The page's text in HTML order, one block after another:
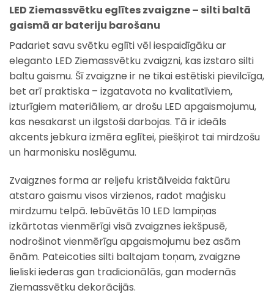
LED Ziemassvētku eglītes zvaigzne – silti baltā
gaismā ar bateriju barošanu
Padariet savu svētku eglīti vēl iespaidīgāku ar
eleganto LED Ziemassvētku zvaigzni, kas izstaro silti
baltu gaismu. Šī zvaigzne ir ne tikai estētiski pievilcīga,
bet arī praktiska – izgatavota no kvalitatīviem,
izturīgiem materiāliem, ar drošu LED apgaismojumu,
kas nesakarst un ilgstoši darbojas. Tā ir ideāls
akcents jebkura izmēra eglītei, piešķirot tai mirdzošu
un harmonisku noslēgumu.
Zvaigznes forma ar reljefu kristālveida faktūru
atstaro gaismu visos virzienos, radot maģisku
mirdzumu telpā. Iebūvētās 10 LED lampiņas
izkārtotas vienmērīgi visā zvaigznes iekšpusē,
nodrošinot vienmērīgu apgaismojumu bez asām
ēnām. Pateicoties silti baltajam toņam, zvaigzne
lieliski iederas gan tradicionālās, gan modernās
Ziemassvētku dekorācijās.